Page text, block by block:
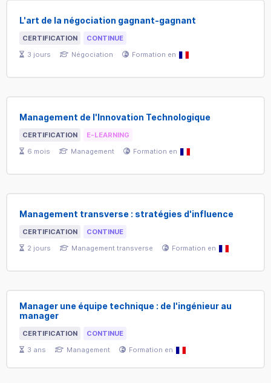
L'art de la négociation gagnant-gagnant
CERTIFICATION
CONTINUE
3 jours Négociation Formation en
Management de l'Innovation Technologique
CERTIFICATION
E-LEARNING
6 mois Management Formation en
Management transverse : stratégies d'influence
CERTIFICATION
CONTINUE
2 jours Management transverse Formation en
Manager une équipe technique : de l'ingénieur au
manager
CERTIFICATION
CONTINUE
3 ans Management Formation en